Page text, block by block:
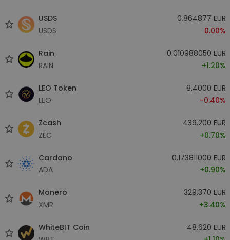
USDS
USDS
0.864877 EUR
0.00%
Rain
RAIN
0.010988050 EUR
+1.20%
LEO Token
LEO
8.4000 EUR
-0.40%
Zcash
ZEC
439.200 EUR
+0.70%
Cardano
ADA
0.173811000 EUR
+0.90%
Monero
XMR
329.370 EUR
+3.40%
WhiteBIT Coin
48.620 EUR